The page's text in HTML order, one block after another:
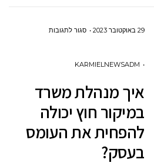
29 באוקטובר 2023 סגור לתגובותעל
חוץ
יכולה
KARMIELNEWSADM
איך מנהלת משרד
במיקור חוץ יכולה
להפחית את העומס
בעסק?